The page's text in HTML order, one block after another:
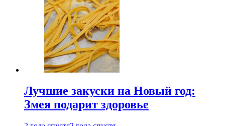
Лучшие закуски на Новый год:
Змея подарит здоровье